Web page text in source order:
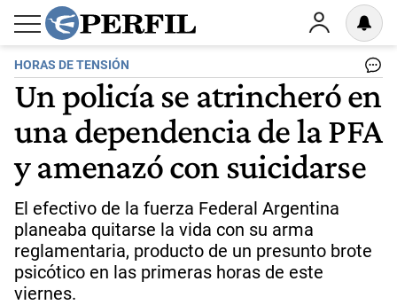
HORAS DE TENSIÓN
Un policía se atrincheró en
una dependencia de la PFA
y amenazó con suicidarse
El efectivo de la fuerza Federal Argentina
planeaba quitarse la vida con su arma
reglamentaria, producto de un presunto brote
psicótico en las primeras horas de este
viernes.